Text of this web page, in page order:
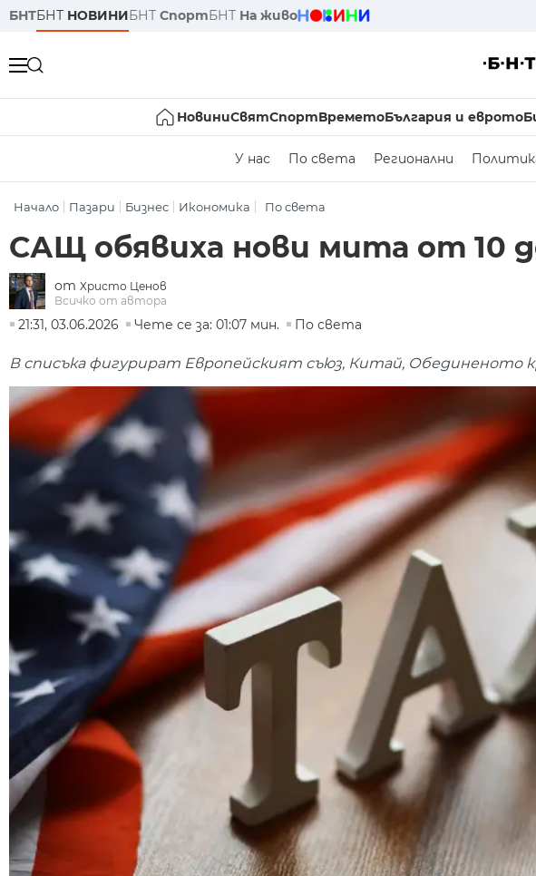
БНТБНТ НОВИНИБНТ СпортБНТ На живо
НовиниСвятСпортВреметоБългария и еврото
У нас По света Регионални
Начало Пазари Бизнес Икономика По света
САЩ обявиха нови мита от 10
от Христо Ценов
Всичко от автора
21:31, 03.06.2026
Чете се за: 01:07 мин. По света
В списъка фигурират Европейският съюз, Китай, Обединеното